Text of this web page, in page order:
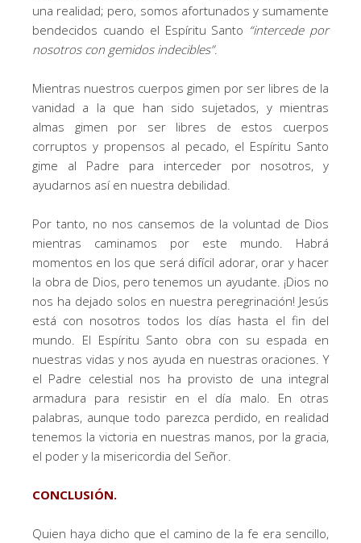
una realidad; pero, somos afortunados y sumamente
bendecidos cuando el Espíritu Santo “intercede por
nosotros con gemidos indecibles”.
Mientras nuestros cuerpos gimen por ser libres de la
vanidad a la que han sido sujetados, y mientras
almas gimen por ser libres de estos cuerpos
corruptos y propensos al pecado, el Espíritu Santo
gime al Padre para interceder por nosotros, y
ayudarnos así en nuestra debilidad.
Por tanto, no nos cansemos de la voluntad de Dios
mientras caminamos por este mundo. Habrá
momentos en los que será difícil adorar, orar y hacer
la obra de Dios, pero tenemos un ayudante. ¡Dios no
nos ha dejado solos en nuestra peregrinación! Jesús
está con nosotros todos los días hasta el fin del
mundo. El Espíritu Santo obra con su espada en
nuestras vidas y nos ayuda en nuestras oraciones. Y
el Padre celestial nos ha provisto de una integral
armadura para resistir en el día malo. En otras
palabras, aunque todo parezca perdido, en realidad
tenemos la victoria en nuestras manos, por la gracia,
el poder y la misericordia del Señor.
CONCLUSIÓN.
Quien haya dicho que el camino de la fe era sencillo,